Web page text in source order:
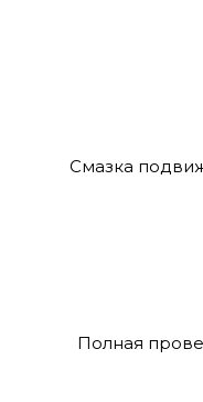
Смазка
Полная